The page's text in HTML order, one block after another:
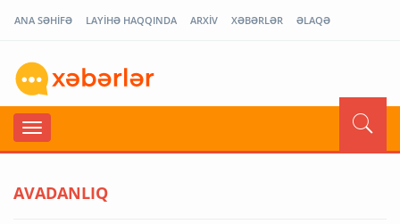
ANA SƏHİFƏ LAYİHƏ HAQQINDA ARXİV XƏBƏRLƏR ƏLAQƏ
AVADANLIQ